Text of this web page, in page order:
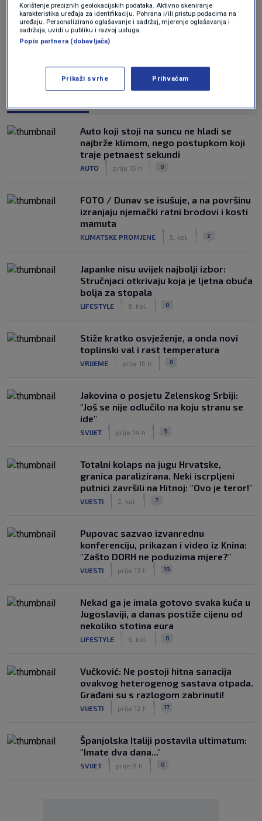
Oglas
Auto koji stoji na suncu ne hladi se
najbrže klimom, nego postupkom koji
traje petnaest sekundi
AUTO prije 15 h 0
FOTO / Dunav se isušuje, a na površinu
izranjaju njemački ratni brodovi i kosti
mamuta
KLIMATSKE PROMJENE 5. kol. 2
Japanke nisu uvijek najbolji izbor:
Stručnjaci otkrivaju koja je ljetna obuća
bolja za stopala
LIFESTYLE 6. kol. 0
Stiže kratko osvježenje, a onda novi
toplinski val i rast temperatura
VRIJEME prije 16 h 0
Jakovina o posjetu Zelenskog Srbiji:
"Još se nije odlučilo na koju stranu se
ide"
SVIJET prije 14 h 3
Totalni kolaps na jugu Hrvatske,
granica paralizirana. Neki iscrpljeni
putnici završili na Hitnoj: "Ovo je teror!"
VIJESTI 2. kol. 7
Pupovac sazvao izvanrednu
konferenciju, prikazan i video iz Knina:
"Zašto DORH ne poduzima mjere?"
VIJESTI prije 13 h 19
Nekad ga je imala gotovo svaka kuća u
Jugoslaviji, a danas postiže cijenu od
nekoliko stotina eura
LIFESTYLE 5. kol. 0
Vučković: Ne postoji hitna sanacija
ovakvog heterogenog sastava otpada.
Građani su s razlogom zabrinuti!
VIJESTI prije 12 h 17
Španjolska Italiji postavila ultimatum:
"Imate dva dana..."
SVIJET prije 8 h 0
Korištenje preciznih geolokacijskih podataka. Aktivno skeniranje
karakteristika uređaja za identifikaciju. Pohrana i/ili pristup podacima na
uređaju. Personalizirano oglašavanje i sadržaj, mjerenje oglašavanja i
sadržaja, uvidi u publiku i razvoj usluga.
Popis partnera (dobavljača)
Prikaži svrhe Prihvaćam